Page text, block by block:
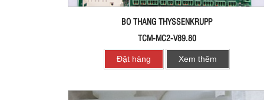
BO THANG THYSSENKRUPP
TCM-MC2-V89.80
Đặt hàng Xem thêm